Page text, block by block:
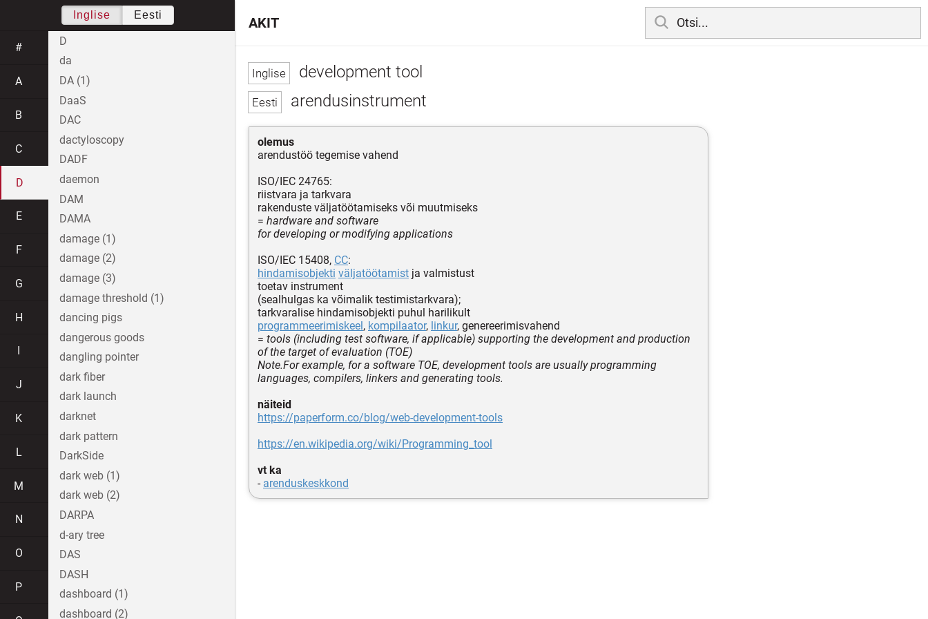
development tool
arendusinstrument
olemus
arendustöö tegemise vahend
ISO/IEC 24765:
riistvara ja tarkvara
rakenduste väljatöötamiseks või muutmiseks
= hardware and software
for developing or modifying applications
ISO/IEC 15408, CC:
hindamisobjekti väljatöötamist ja valmistust
toetav instrument
(sealhulgas ka võimalik testimistarkvara);
tarkvaralise hindamisobjekti puhul harilikult
programmeerimiskeel, kompilaator, linkur, genereerimisvahend
= tools (including test software, if applicable) supporting the development and production
of the target of evaluation (TOE)
Note.For example, for a software TOE, development tools are usually programming
languages, compilers, linkers and generating tools.
näiteid
https://paperform.co/blog/web-development-tools
https://en.wikipedia.org/wiki/Programming_tool
vt ka
- arenduskeskkond
AKIT
Inglise Eesti
#
A
B
C
D
E
F
G
H
J
K
L
M
N
O
P
D
da
DA (1)
DaaS
DAC
dactyloscopy
DADF
daemon
DAM
DAMA
damage (1)
damage (2)
damage (3)
damage threshold (1)
dancing pigs
dangerous goods
dangling pointer
dark fiber
dark launch
darknet
dark pattern
DarkSide
dark web (1)
dark web (2)
DARPA
d-ary tree
DAS
DASH
dashboard (1)
dashboard (2)